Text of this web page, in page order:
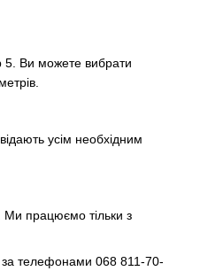
5. Ви можете вибрати
усім необхідним
Ми працюємо тільки з
за телефонами 068 811-70-